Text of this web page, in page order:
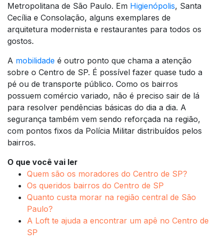
Metropolitana de São Paulo. Em Higienópolis, Santa
Cecília e Consolação, alguns exemplares de
arquitetura modernista e restaurantes para todos os
gostos.
A mobilidade é outro ponto que chama a atenção
sobre o Centro de SP. É possível fazer quase tudo a
pé ou de transporte público. Como os bairros
possuem comércio variado, não é preciso sair de lá
para resolver pendências básicas do dia a dia. A
segurança também vem sendo reforçada na região,
com pontos fixos da Polícia Militar distribuídos pelos
bairros.
O que você vai ler
Quem são os moradores do Centro de SP?
Os queridos bairros do Centro de SP
Quanto custa morar na região central de São
Paulo?
A Loft te ajuda a encontrar um apê no Centro de
SP